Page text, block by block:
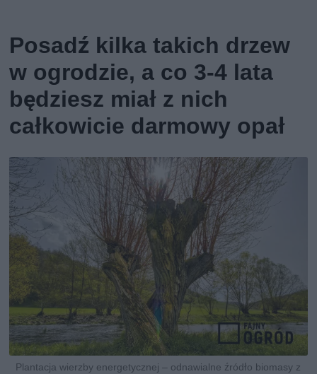
Posadź kilka takich drzew
w ogrodzie, a co 3-4 lata
będziesz miał z nich
całkowicie darmowy opał
Plantacja wierzby energetycznej – odnawialne źródło biomasy z